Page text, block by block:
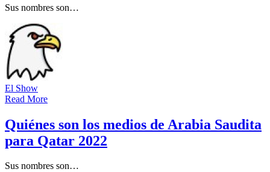
Sus nombres son…
El Show
Read More
Quiénes son los medios de Arabia Saudita
para Qatar 2022
Sus nombres son…